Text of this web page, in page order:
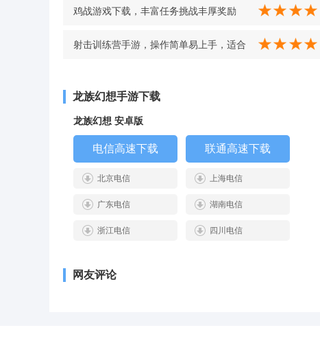
上手，自动匹配开战超便捷 v0.6 联机版
鸡战游戏下载，丰富任务挑战丰厚奖励
v3.1.0 安卓版
射击训练营手游，操作简单易上手，适合
龙族幻想手游下载
龙族幻想 安卓版
电信高速下载 联通高速下载
北京电信 上海电信
广东电信 湖南电信
浙江电信 四川电信
网友评论